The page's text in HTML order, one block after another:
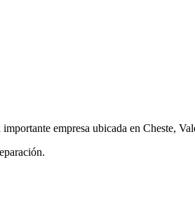
empresa ubicada en Cheste,